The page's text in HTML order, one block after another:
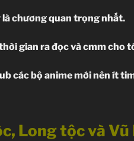
là chương quan trọng nhất.
gian ra đọc và cmm cho
các bộ anime mới nên ít
Long tộc và